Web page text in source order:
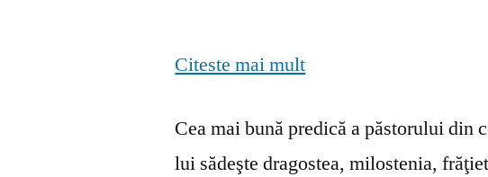
Citeste mai mult
Cea mai bună predică a păstorului din
lui sădeşte dragostea, milostenia,